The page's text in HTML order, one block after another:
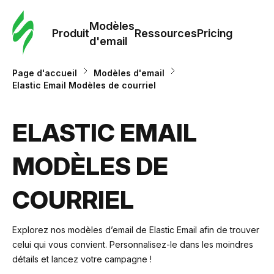
Produit
Modèles
d'email
RessourcesPricing
Page d'accueil
Modèles d'email
Elastic Email Modèles de courriel
ELASTIC EMAIL
MODÈLES DE
COURRIEL
Explorez nos modèles d’email de Elastic Email afin de trouver
celui qui vous convient. Personnalisez-le dans les moindres
détails et lancez votre campagne !